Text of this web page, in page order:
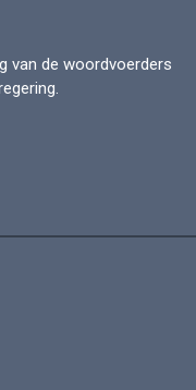
van de woordvoerders